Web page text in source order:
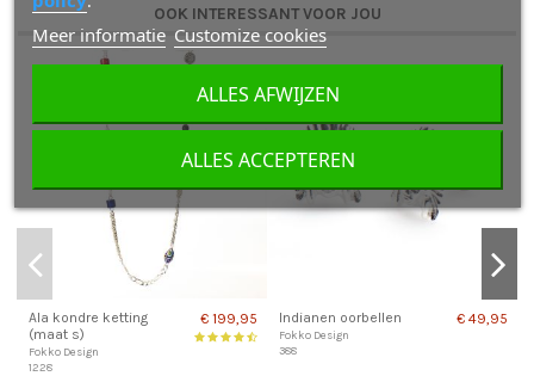
OOK INTERESSANT VOOR JOU
Ala kondre ketting
(maat s)
Fokko Design
1228
€ 199,95 Indianen oorbellen
Fokko Design
388
€ 49,95
Meer informatie Customize cookies
ALLES AFWIJZEN
ALLES ACCEPTEREN